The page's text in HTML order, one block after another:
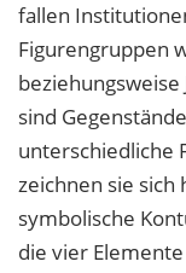
fallen
Figurengruppen
sind
unterschiedliche
zeichnen sie sich
symbolische
die vier